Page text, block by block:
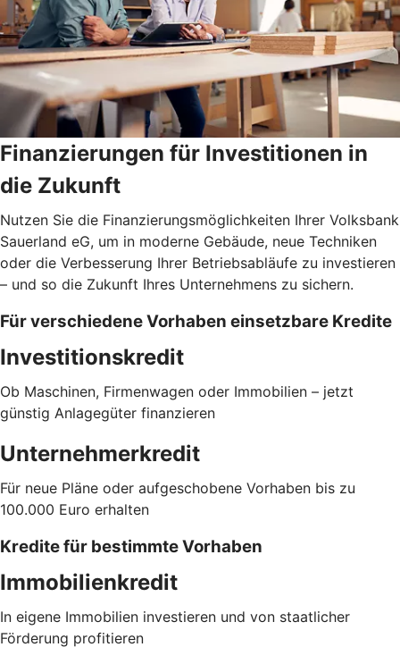
Finanzierungen für Investitionen in
die Zukunft
Nutzen Sie die Finanzierungsmöglichkeiten Ihrer Volksbank
Sauerland eG, um in moderne Gebäude, neue Techniken
oder die Verbesserung Ihrer Betriebsabläufe zu investieren
– und so die Zukunft Ihres Unternehmens zu sichern.
Für verschiedene Vorhaben einsetzbare Kredite
Investitionskredit
Ob Maschinen, Firmenwagen oder Immobilien – jetzt
günstig Anlagegüter finanzieren
Unternehmerkredit
Für neue Pläne oder aufgeschobene Vorhaben bis zu
100.000 Euro erhalten
Kredite für bestimmte Vorhaben
Immobilienkredit
In eigene Immobilien investieren und von staatlicher
Förderung profitieren